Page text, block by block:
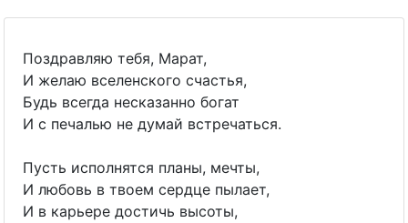
Поздравляю тебя, Марат,
И желаю вселенского счастья,
Будь всегда несказанно богат
И с печалью не думай встречаться.
Пусть исполнятся планы, мечты,
И любовь в твоем сердце пылает,
И в карьере достичь высоты,